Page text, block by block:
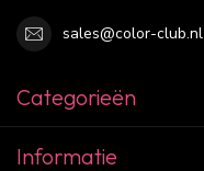
sales@color-club.nl
Categorieën
Informatie